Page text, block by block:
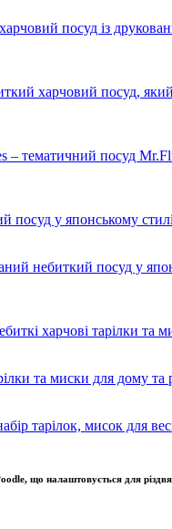
що налаштовується для